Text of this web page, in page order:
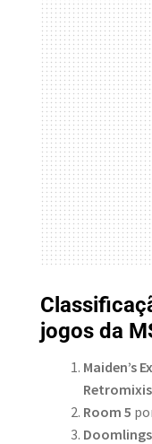
jogos da
Maiden’s
Retromixis
Room 5
Doomlings